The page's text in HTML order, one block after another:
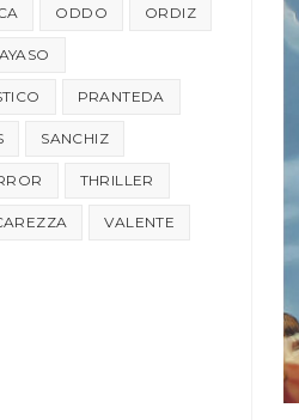
ODDO ORDIZ
PRANTEDA
SANCHIZ
THRILLER
VALENTE